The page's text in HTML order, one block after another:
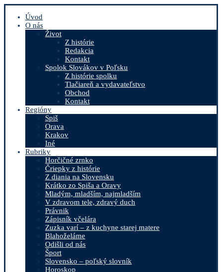
Úvod
O nás
Život
Z histórie
Redakcia
Kontakt
Spolok Slovákov v Poľsku
Z histórie spolku
Tlačiareň a vydavateľstvo
Obchod
Kontakt
Regióny
Spiš
Orava
Krakov
Iné
Rubriky
Horčičné zrnko
Čriepky z histórie
Z diania na Slovensku
Krátko zo Spiša a Oravy
Mladým, mladším, najmladším
V zdravom tele, zdravý duch
Právnik
Zápisník včelára
Zuzka varí – z kuchyne starej matere
Blahoželáme
Odišli od nás
Šport
Slovensko – poľský slovník
Horoskop